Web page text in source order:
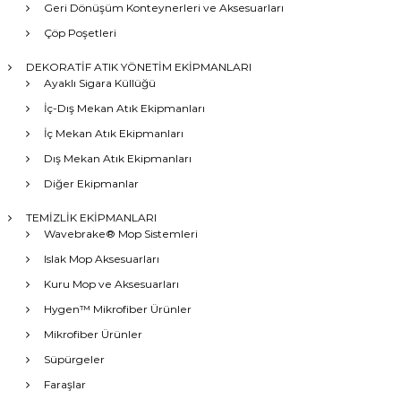
Geri Dönüşüm Konteynerleri ve Aksesuarları
Çöp Poşetleri
DEKORATİF ATIK YÖNETİM EKİPMANLARI
Ayaklı Sigara Küllüğü
İç-Dış Mekan Atık Ekipmanları
İç Mekan Atık Ekipmanları
Dış Mekan Atık Ekipmanları
Diğer Ekipmanlar
TEMİZLİK EKİPMANLARI
Wavebrake® Mop Sistemleri
Islak Mop Aksesuarları
Kuru Mop ve Aksesuarları
Hygen™ Mikrofiber Ürünler
Mikrofiber Ürünler
Süpürgeler
Faraşlar